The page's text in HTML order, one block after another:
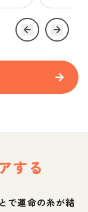
する
で運命の糸が結